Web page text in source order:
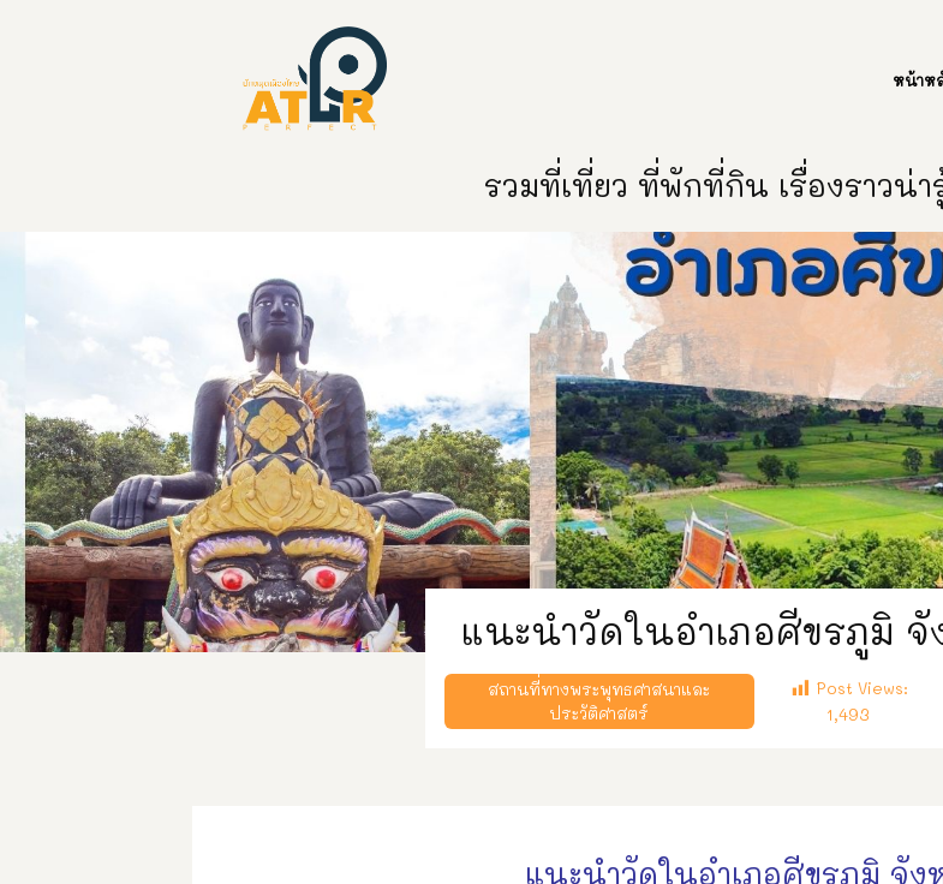
หน้าห
รวมที่เที่ยว ที่พักที่กิน เรื่องราวน่า
แนะนำวัดในอำเภอศีขรภูมิ
สถานที่ทางพระพุทธศาสนาและ
ประวัติศาสตร์
Post Views:
1,493
แนะนำวัดในอำเภอศีขรภูมิ จั